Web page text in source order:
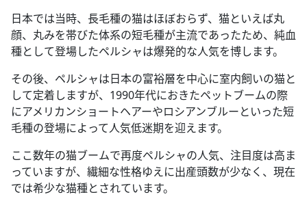
日本では当時、長毛種の猫はほぼおらず、猫といえば丸
顔、丸みを帯びた体系の短毛種が主流であったため、純血
種として登場したペルシャは爆発的な人気を博します。
その後、ペルシャは日本の富裕層を中心に室内飼いの猫と
して定着しますが、1990年代におきたペットブームの際
にアメリカンショートヘアーやロシアンブルーといった短
毛種の登場によって人気低迷期を迎えます。
ここ数年の猫ブームで再度ペルシャの人気、注目度は高ま
っていますが、繊細な性格ゆえに出産頭数が少なく、現在
では希少な猫種とされています。